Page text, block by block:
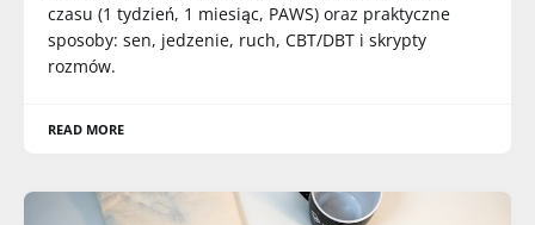
czasu (1 tydzień, 1 miesiąc, PAWS) oraz praktyczne
sposoby: sen, jedzenie, ruch, CBT/DBT i skrypty
rozmów.
READ MORE